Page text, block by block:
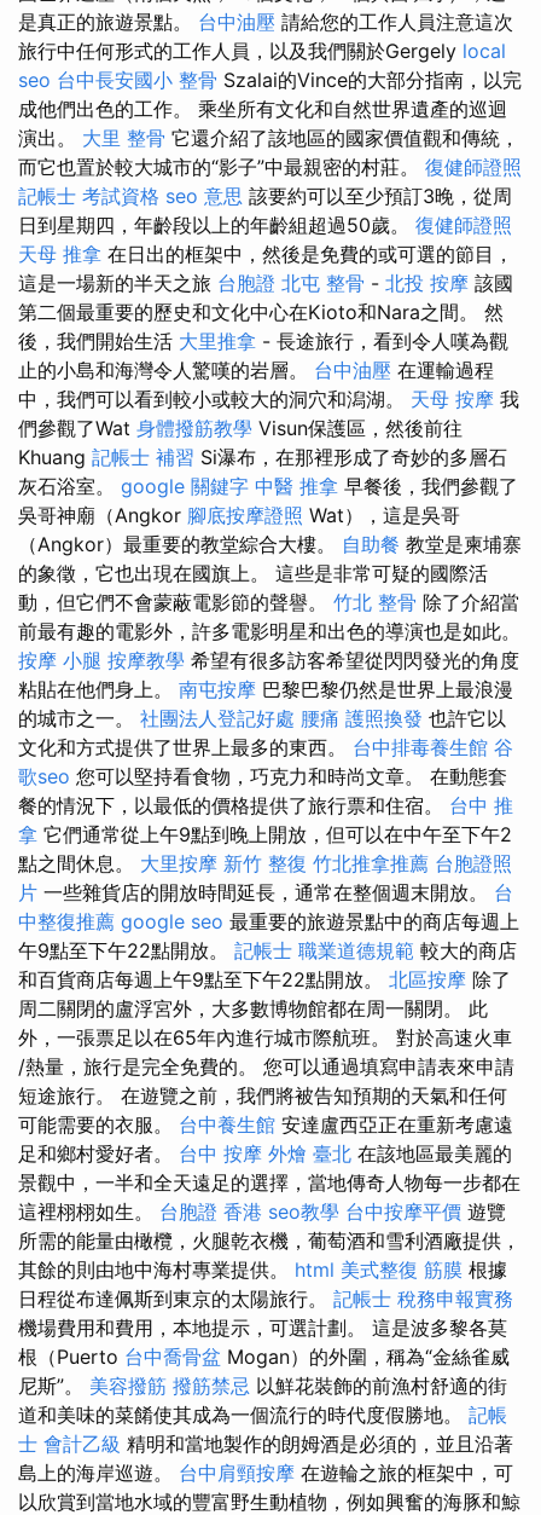
是真正的旅遊景點。 台中油壓 請給您的工作人員注意這次
旅行中任何形式的工作人員，以及我們關於Gergely local
seo 台中長安國小 整骨 Szalai的Vince的大部分指南，以完
成他們出色的工作。 乘坐所有文化和自然世界遺產的巡迴
演出。 大里 整骨 它還介紹了該地區的國家價值觀和傳統，
而它也置於較大城市的“影子”中最親密的村莊。 復健師證照
記帳士 考試資格 seo 意思 該要約可以至少預訂3晚，從周
日到星期四，年齡段以上的年齡組超過50歲。 復健師證照
天母 推拿 在日出的框架中，然後是免費的或可選的節目，
這是一場新的半天之旅 台胞證 北屯 整骨 - 北投 按摩 該國
第二個最重要的歷史和文化中心在Kioto和Nara之間。 然
後，我們開始生活 大里推拿 - 長途旅行，看到令人嘆為觀
止的小島和海灣令人驚嘆的岩層。 台中油壓 在運輸過程
中，我們可以看到較小或較大的洞穴和潟湖。 天母 按摩 我
們參觀了Wat 身體撥筋教學 Visun保護區，然後前往
Khuang 記帳士 補習 Si瀑布，在那裡形成了奇妙的多層石
灰石浴室。 google 關鍵字 中醫 推拿 早餐後，我們參觀了
吳哥神廟（Angkor 腳底按摩證照 Wat），這是吳哥
（Angkor）最重要的教堂綜合大樓。 自助餐 教堂是柬埔寨
的象徵，它也出現在國旗上。 這些是非常可疑的國際活
動，但它們不會蒙蔽電影節的聲譽。 竹北 整骨 除了介紹當
前最有趣的電影外，許多電影明星和出色的導演也是如此。
按摩 小腿 按摩教學 希望有很多訪客希望從閃閃發光的角度
粘貼在他們身上。 南屯按摩 巴黎巴黎仍然是世界上最浪漫
的城市之一。 社團法人登記好處 腰痛 護照換發 也許它以
文化和方式提供了世界上最多的東西。 台中排毒養生館 谷
歌seo 您可以堅持看食物，巧克力和時尚文章。 在動態套
餐的情況下，以最低的價格提供了旅行票和住宿。 台中 推
拿 它們通常從上午9點到晚上開放，但可以在中午至下午2
點之間休息。 大里按摩 新竹 整復 竹北推拿推薦 台胞證照
片 一些雜貨店的開放時間延長，通常在整個週末開放。 台
中整復推薦 google seo 最重要的旅遊景點中的商店每週上
午9點至下午22點開放。 記帳士 職業道德規範 較大的商店
和百貨商店每週上午9點至下午22點開放。 北區按摩 除了
周二關閉的盧浮宮外，大多數博物館都在周一關閉。 此
外，一張票足以在65年內進行城市際航班。 對於高速火車
/熱量，旅行是完全免費的。 您可以通過填寫申請表來申請
短途旅行。 在遊覽之前，我們將被告知預期的天氣和任何
可能需要的衣服。 台中養生館 安達盧西亞正在重新考慮遠
足和鄉村愛好者。 台中 按摩 外燴 臺北 在該地區最美麗的
景觀中，一半和全天遠足的選擇，當地傳奇人物每一步都在
這裡栩栩如生。 台胞證 香港 seo教學 台中按摩平價 遊覽
所需的能量由橄欖，火腿乾衣機，葡萄酒和雪利酒廠提供，
其餘的則由地中海村專業提供。 html 美式整復 筋膜 根據
日程從布達佩斯到東京的太陽旅行。 記帳士 稅務申報實務
機場費用和費用，本地提示，可選計劃。 這是波多黎各莫
根（Puerto 台中喬骨盆 Mogan）的外圍，稱為“金絲雀威
尼斯”。 美容撥筋 撥筋禁忌 以鮮花裝飾的前漁村舒適的街
道和美味的菜餚使其成為一個流行的時代度假勝地。 記帳
士 會計乙級 精明和當地製作的朗姆酒是必須的，並且沿著
島上的海岸巡遊。 台中肩頸按摩 在遊輪之旅的框架中，可
以欣賞到當地水域的豐富野生動植物，例如興奮的海豚和鯨